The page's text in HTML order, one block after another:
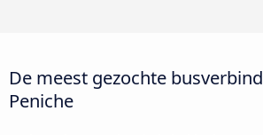
De meest gezochte
Peniche